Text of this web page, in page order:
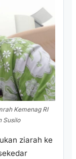
Kemenag RI
Susilo
ziarah ke